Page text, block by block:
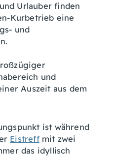
Urlauber finden
Kurbetrieb eine
und
und
Auszeit aus dem
ist während
Eistreffmit zwei
das idyllisch